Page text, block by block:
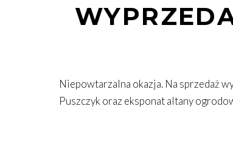
Niepowtarzalna okazja. Na sprzedaż
Puszczyk oraz eksponat altany